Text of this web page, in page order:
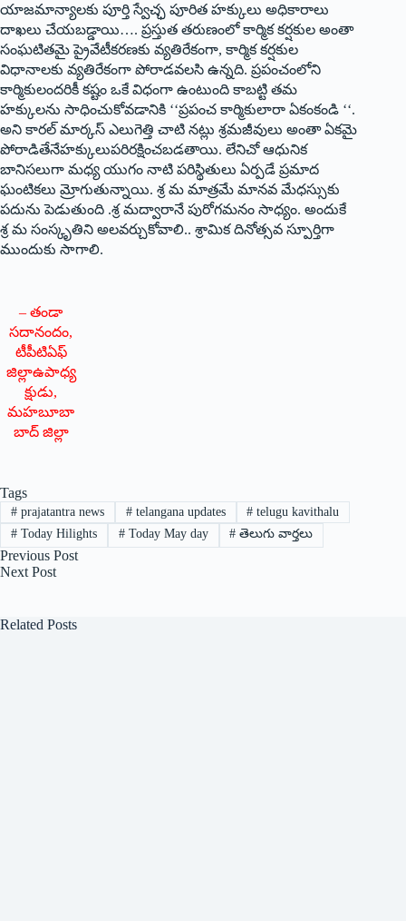
యాజమాన్యాలకు పూర్తి స్వేచ్ఛ పూరిత హక్కులు అధికారాలు
దాఖలు చేయబడ్డాయి…. ప్రస్తుత తరుణంలో కార్మిక కర్షకుల అంతా
సంఘటితమై ప్రైవేటీకరణకు వ్యతిరేకంగా, కార్మిక కర్షకుల
విధానాలకు వ్యతిరేకంగా పోరాడవలసి ఉన్నది. ప్రపంచంలోని
కార్మికులందరికీ కష్టం ఒకే విధంగా ఉంటుంది కాబట్టి తమ
హక్కులను సాధించుకోవడానికి ‘‘ప్రపంచ కార్మికులారా ఏకంకండి ‘‘.
అని కారల్‌ ‌మార్కస్ ఎలుగెత్తి చాటి నట్లు శ్రమజీవులు అంతా ఏకమై
పోరాడితేనేహక్కులుపరిరక్షించబడతాయి. లేనిచో ఆధునిక
బానిసలుగా మధ్య యుగం నాటి పరిస్థితులు ఏర్పడే ప్రమాద
ఘంటికలు మ్రోగుతున్నాయి. శ్ర మ మాత్రమే మానవ మేధస్సుకు
పదును పెడుతుంది .శ్ర మద్వారానే పురోగమనం సాధ్యం. అందుకే
శ్ర మ సంస్కృతిని అలవర్చుకోవాలి.. శ్రామిక దినోత్సవ స్పూర్తిగా
ముందుకు సాగాలి.
– తండా
సదానందం,
టీపీటిఏఫ్‌
‌జిల్లాఉపాధ్య
క్షుడు,
మహబూబా
బాద్‌ ‌జిల్లా
Tags
#prajatantra news #telangana updates # telugu kavithalu
#Today Hilights #Today May day # తెలుగు వార్తలు
Previous Post
Next Post
Related Posts